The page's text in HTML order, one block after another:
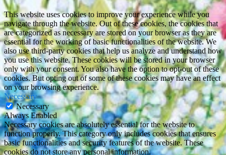
This website uses cookies to improve your experience while you
navigate through the website. Out of these cookies, the cookies that
are categorized as necessary are stored on your browser as they are
essential for the working of basic functionalities of the website. We
also use third-party cookies that help us analyze and understand how
you use this website. These cookies will be stored in your browser
only with your consent. You also have the option to opt-out of these
cookies. But opting out of some of these cookies may have an effect
on your browsing experience.
Necessary
Necessary
Always Enabled
Necessary cookies are absolutely essential for the website to
function properly. This category only includes cookies that ensures
basic functionalities and security features of the website. These
cookies do not store any personal information.